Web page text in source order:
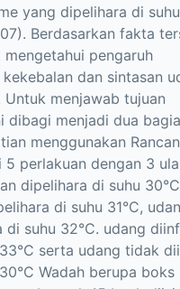
yang dipelihara di
Berdasarkan fakta
pengaruh
dan sintasan
Untuk menjawab tujuan
dibagi menjadi dua
menggunakan
perlakuan dengan 3
dipelihara di suhu
di suhu 31°C,
suhu 32°C. udang
serta udang tidak
Wadah berupa boks